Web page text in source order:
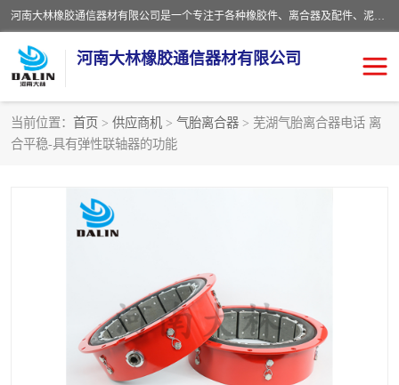
河南大林橡胶通信器材有限公司是一个专注于各种橡胶件、离合器及配件、泥浆泵及配件等产品设计制造和加工的企业。产品应用于矿山、冶金、石油、钢铁、化工、水泥、船舶、造纸、通用机械等各种大功率机械传动或制动装置。
河南大林橡胶通信器材有限公司
当前位置： 首页 > 供应商机 > 气胎离合器 > 芜湖气胎离合器电话 离
合平稳-具有弹性联轴器的功能
推盘离合器
VC离合器
PO隔膜离合器
DY隔膜式离合器 CB离合器
实芯轮胎